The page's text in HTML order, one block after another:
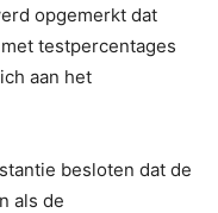
opgemerkt dat
testpercentages
aan het
besloten dat de
als de